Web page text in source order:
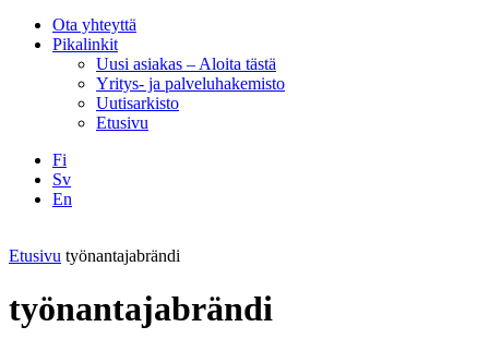
Ota yhteyttä
Pikalinkit
Uusi asiakas – Aloita tästä
Yritys- ja palveluhakemisto
Uutisarkisto
Etusivu
Fi
Sv
En
Etusivu työnantajabrändi
työnantajabrändi